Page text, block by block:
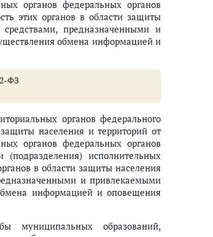
самоуправления в области защиты населения
территорий от чрезвычайных ситуаций
граждан в результате чрезвычайных
органов федеральных органов
этих органов в области защиты
предназначенными и
обмена информацией и
ФЗ
органов федерального
населения и территорий от
органов федеральных органов
исполнительных
в области защиты населения
и привлекаемыми
информацией и оповещения
муниципальных образований,